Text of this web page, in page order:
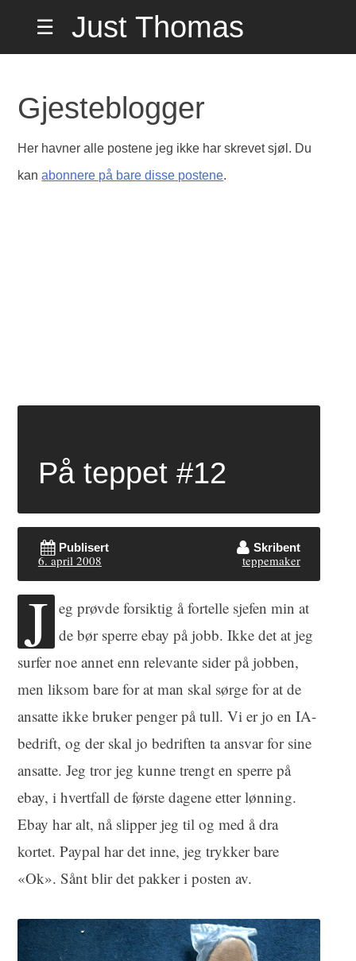
☰
Just Thomas
på Hemmelig
Adresse
Gjesteblogger
Her havner alle postene jeg ikke har skrevet sjøl. Du
kanabonnere på bare disse postene.
På teppet #12
Publisert
6. april 2008
Skribent
teppemaker
J eg prøvde forsiktig å fortelle sjefen min at
de bør sperre ebay på jobb. Ikke det at jeg
surfer noe annet enn relevante sider på jobben,
men liksom bare for at man skal sørge for at de
ansatte ikke bruker penger på tull. Vi er jo en IA-
bedrift, og der skal jo bedriften ta ansvar for sine
ansatte. Jeg tror jeg kunne trengt en sperre på
ebay, i hvertfall de første dagene etter lønning.
Ebay har alt, nå slipper jeg til og med å dra
kortet. Paypal har det inne, jeg trykker bare
«Ok». Sånt blir det pakker i posten av.